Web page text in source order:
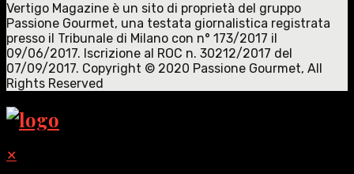
Vertigo Magazine è un sito di proprietà del gruppo
Passione Gourmet, una testata giornalistica registrata
presso il Tribunale di Milano con n° 173/2017 il
09/06/2017. Iscrizione al ROC n. 30212/2017 del
07/09/2017. Copyright © 2020 Passione Gourmet, All
Rights Reserved
✕